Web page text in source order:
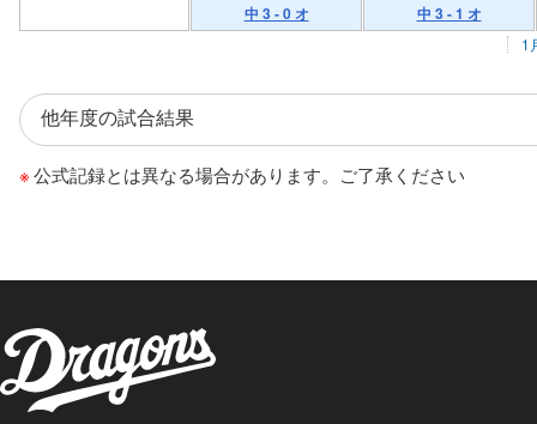
中 3 - 0 オ 中 3 - 1 オ
1
公式記録とは異なる場合があります。ご了承ください